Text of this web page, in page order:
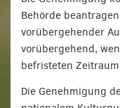
Behörde
vorübergehender
vorübergehend,
befristeten
Die Genehmigung